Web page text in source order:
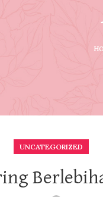
UNCATEGORIZED